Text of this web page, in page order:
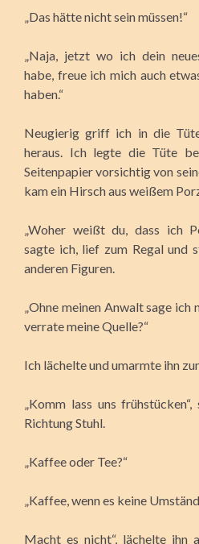
„Das hätte nicht sein müssen!“
„Naja, jetzt wo ich dein
habe, freue ich mich auch
haben.“
Neugierig griff ich in die
heraus. Ich legte die Tüte
Seitenpapier vorsichtig von
kam ein Hirsch aus weißem
„Woher weißt du, dass ich
sagte ich, lief zum Regal und
anderen Figuren.
„Ohne meinen Anwalt sage
verrate meine Quelle?“
Ich lächelte und umarmte ihn
„Komm lass uns
Richtung Stuhl.
„Kaffee oder Tee?“
„Kaffee, wenn es keine
Macht es nicht“, lächelte ihn